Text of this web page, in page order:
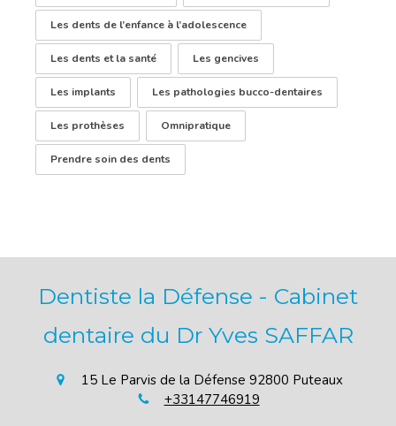
Les dents de l’enfance à l’adolescence
Les dents et la santé Les gencives
Les implants Les pathologies bucco-dentaires
Les prothèses Omnipratique
Prendre soin des dents
Dentiste la Défense - Cabinet
dentaire du Dr Yves SAFFAR
15 Le Parvis de la Défense 92800 Puteaux
+33147746919